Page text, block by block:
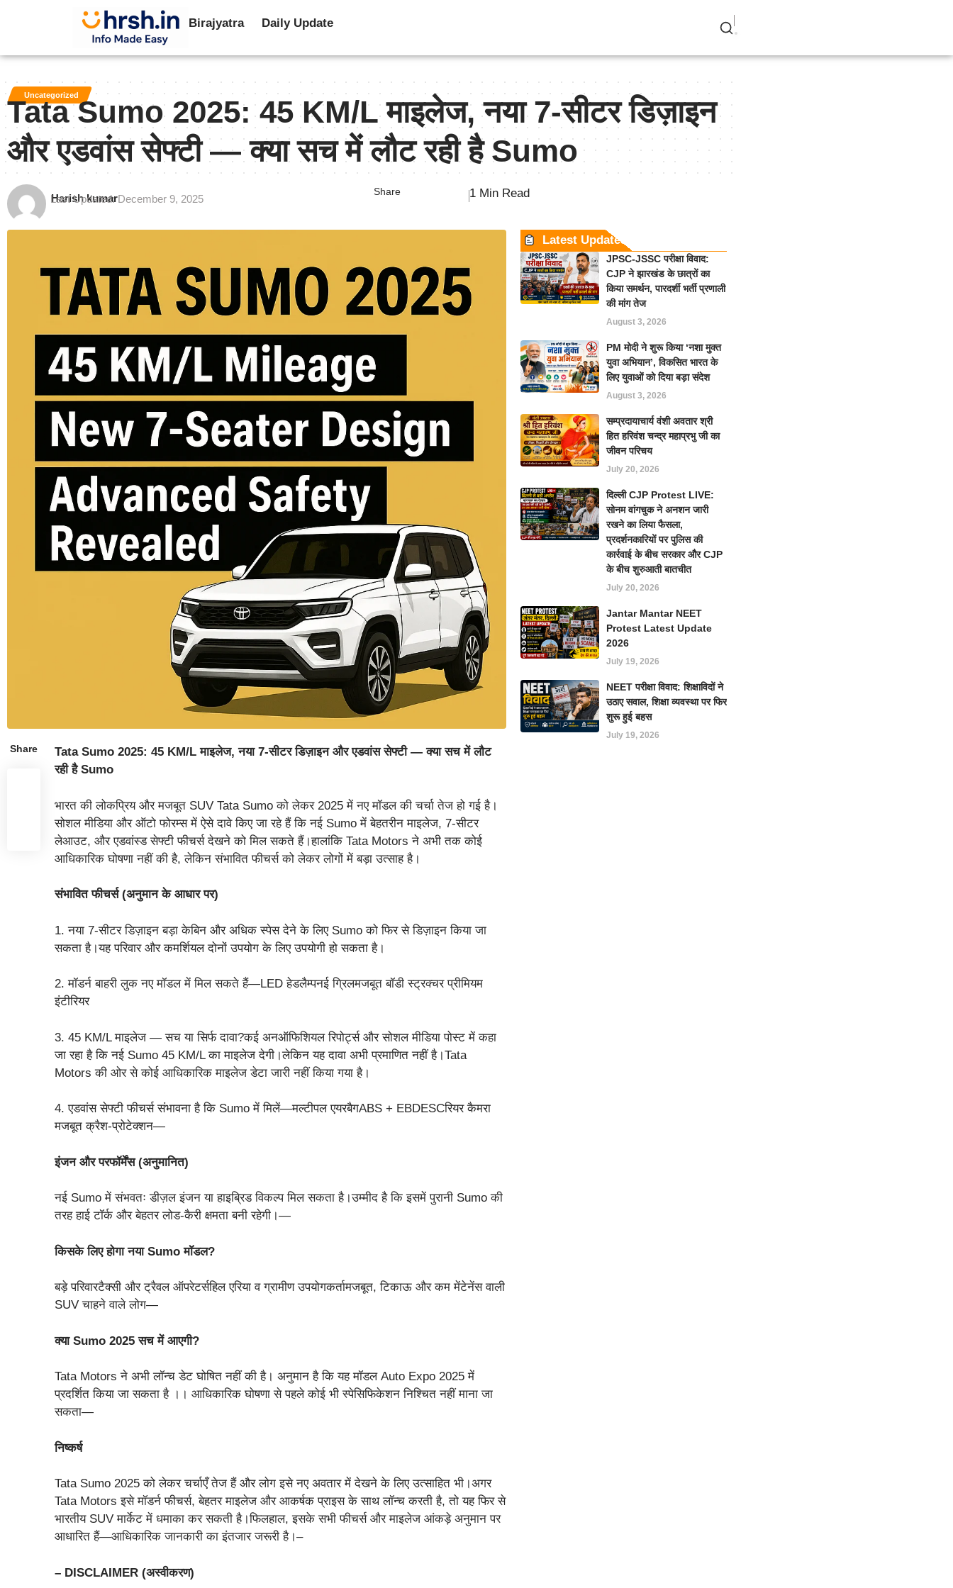
Birajyatra Daily Update
Uncategorized
Tata Sumo 2025: 45 KM/L माइलेज, नया 7-सीटर डिज़ाइन
और एडवांस सेफ्टी — क्या सच में लौट रही है Sumo
Harish kumar
Last Updated: December 9, 2025
Share 1 Min Read
Share
Tata Sumo 2025: 45 KM/L माइलेज, नया 7-सीटर डिज़ाइन और एडवांस सेफ्टी — क्या सच में लौट
रही है Sumo
भारत की लोकप्रिय और मजबूत SUV Tata Sumo को लेकर 2025 में नए मॉडल की चर्चा तेज हो गई है।
सोशल मीडिया और ऑटो फोरम्स में ऐसे दावे किए जा रहे हैं कि नई Sumo में बेहतरीन माइलेज, 7-सीटर
लेआउट, और एडवांस्ड सेफ्टी फीचर्स देखने को मिल सकते हैं।हालांकि Tata Motors ने अभी तक कोई
आधिकारिक घोषणा नहीं की है, लेकिन संभावित फीचर्स को लेकर लोगों में बड़ा उत्साह है।
संभावित फीचर्स (अनुमान के आधार पर)
1. नया 7-सीटर डिज़ाइन बड़ा केबिन और अधिक स्पेस देने के लिए Sumo को फिर से डिज़ाइन किया जा
सकता है।यह परिवार और कमर्शियल दोनों उपयोग के लिए उपयोगी हो सकता है।
2. मॉडर्न बाहरी लुक नए मॉडल में मिल सकते हैं—LED हेडलैम्पनई ग्रिलमजबूत बॉडी स्ट्रक्चर प्रीमियम
इंटीरियर
3. 45 KM/L माइलेज — सच या सिर्फ दावा?कई अनऑफिशियल रिपोर्ट्स और सोशल मीडिया पोस्ट में कहा
जा रहा है कि नई Sumo 45 KM/L का माइलेज देगी।लेकिन यह दावा अभी प्रमाणित नहीं है।Tata
Motors की ओर से कोई आधिकारिक माइलेज डेटा जारी नहीं किया गया है।
4. एडवांस सेफ्टी फीचर्स संभावना है कि Sumo में मिलें—मल्टीपल एयरबैगABS + EBDESCरियर कैमरा
मजबूत क्रैश-प्रोटेक्शन—
इंजन और परफॉर्मेंस (अनुमानित)
नई Sumo में संभवतः डीज़ल इंजन या हाइब्रिड विकल्प मिल सकता है।उम्मीद है कि इसमें पुरानी Sumo की
तरह हाई टॉर्क और बेहतर लोड-कैरी क्षमता बनी रहेगी।—
किसके लिए होगा नया Sumo मॉडल?
बड़े परिवारटैक्सी और ट्रैवल ऑपरेटर्सहिल एरिया व ग्रामीण उपयोगकर्तामजबूत, टिकाऊ और कम मेंटेनेंस वाली
SUV चाहने वाले लोग—
क्या Sumo 2025 सच में आएगी?
Tata Motors ने अभी लॉन्च डेट घोषित नहीं की है। अनुमान है कि यह मॉडल Auto Expo 2025 में
प्रदर्शित किया जा सकता है ।। आधिकारिक घोषणा से पहले कोई भी स्पेसिफिकेशन निश्चित नहीं माना जा
सकता—
निष्कर्ष
Tata Sumo 2025 को लेकर चर्चाएँ तेज हैं और लोग इसे नए अवतार में देखने के लिए उत्साहित भी।अगर
Tata Motors इसे मॉडर्न फीचर्स, बेहतर माइलेज और आकर्षक प्राइस के साथ लॉन्च करती है, तो यह फिर से
भारतीय SUV मार्केट में धमाका कर सकती है।फिलहाल, इसके सभी फीचर्स और माइलेज आंकड़े अनुमान पर
आधारित हैं—आधिकारिक जानकारी का इंतजार जरूरी है।–
– DISCLAIMER (अस्वीकरण)
Latest Updates
JPSC-JSSC परीक्षा विवाद:
CJP ने झारखंड के छात्रों का
किया समर्थन, पारदर्शी भर्ती प्रणाली
की मांग तेज
August 3, 2026
PM मोदी ने शुरू किया ‘नशा मुक्त
युवा अभियान’, विकसित भारत के
लिए युवाओं को दिया बड़ा संदेश
August 3, 2026
सम्प्रदायाचार्य वंशी अवतार श्री
हित हरिवंश चन्द्र महाप्रभु जी का
जीवन परिचय
July 20, 2026
दिल्ली CJP Protest LIVE:
सोनम वांगचुक ने अनशन जारी
रखने का लिया फैसला,
प्रदर्शनकारियों पर पुलिस की
कार्रवाई के बीच सरकार और CJP
के बीच शुरुआती बातचीत
July 20, 2026
Jantar Mantar NEET
Protest Latest Update
2026
July 19, 2026
NEET परीक्षा विवाद: शिक्षाविदों ने
उठाए सवाल, शिक्षा व्यवस्था पर फिर
शुरू हुई बहस
July 19, 2026